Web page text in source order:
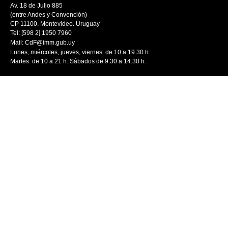
Av. 18 de Julio 885
(entre Andes y Convención)
CP 11100. Montevideo. Uruguay
Tel: [598 2] 1950 7960
Mail: CdF@imm.gub.uy
Lunes, miércoles, jueves, viernes: de 10 a 19.30 h.
Martes: de 10 a 21 h. Sábados de 9.30 a 14.30 h.